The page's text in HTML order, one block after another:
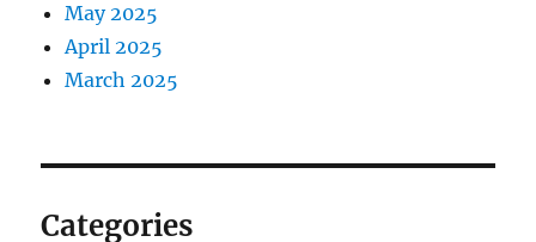
May 2025
April 2025
March 2025
Categories